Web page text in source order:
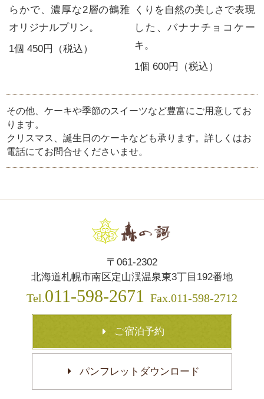
らかで、濃厚な2層の鶴雅
オリジナルプリン。
1個 450円（税込）
くりを自然の美しさで表現
した、バナナチョコケー
キ。
1個 600円（税込）
その他、ケーキや季節のスイーツなど豊富にご用意してお
ります。
クリスマス、誕生日のケーキなども承ります。詳しくはお
電話にてお問合せくださいませ。
〒061-2302
北海道札幌市南区定山渓温泉東3丁目192番地
Tel.011-598-2671 Fax.011-598-2712
ご宿泊予約
パンフレットダウンロード